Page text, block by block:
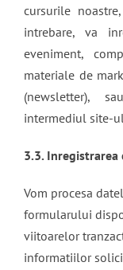
cursurile
intrebare, va
eveniment,
materiale de
(newsletter),
intermediul site-
3.3.
Vom procesa
formularului
viitoarelor
informatiilor